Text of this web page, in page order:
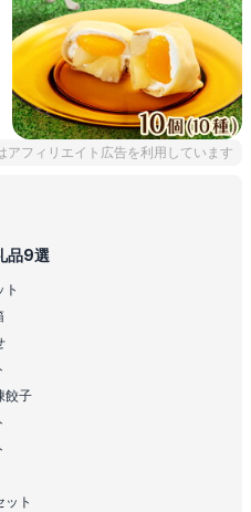
アフィリエイト広告を利用しています
品9選
餃子
ト